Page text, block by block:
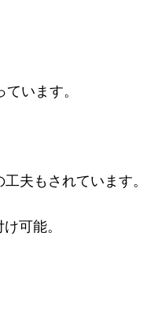
います。
夫もされています。
可能。